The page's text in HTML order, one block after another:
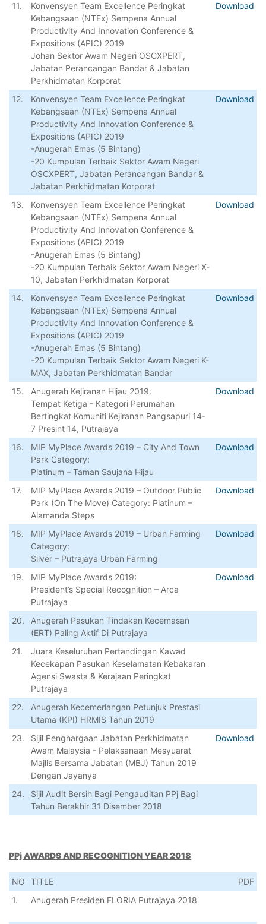
11.
Konvensyen Team Excellence Peringkat
Kebangsaan (NTEx) Sempena Annual
Productivity And Innovation Conference &
Expositions (APIC) 2019
Johan Sektor Awam Negeri OSCXPERT,
Jabatan Perancangan Bandar & Jabatan
Perkhidmatan Korporat
Download
12.
Konvensyen Team Excellence Peringkat
Kebangsaan (NTEx) Sempena Annual
Productivity And Innovation Conference &
Expositions (APIC) 2019
-Anugerah Emas (5 Bintang)
-20 Kumpulan Terbaik Sektor Awam Negeri
OSCXPERT, Jabatan Perancangan Bandar &
Jabatan Perkhidmatan Korporat
Download
13.
Konvensyen Team Excellence Peringkat
Kebangsaan (NTEx) Sempena Annual
Productivity And Innovation Conference &
Expositions (APIC) 2019
-Anugerah Emas (5 Bintang)
-20 Kumpulan Terbaik Sektor Awam Negeri X-
10, Jabatan Perkhidmatan Korporat
Download
14.
Konvensyen Team Excellence Peringkat
Kebangsaan (NTEx) Sempena Annual
Productivity And Innovation Conference &
Expositions (APIC) 2019
-Anugerah Emas (5 Bintang)
-20 Kumpulan Terbaik Sektor Awam Negeri K-
MAX, Jabatan Perkhidmatan Bandar
Download
15.
Anugerah Kejiranan Hijau 2019:
Tempat Ketiga - Kategori Perumahan
Bertingkat Komuniti Kejiranan Pangsapuri 14-
7 Presint 14, Putrajaya
Download
16.
MIP MyPlace Awards 2019 – City And Town
Park Category:
Platinum – Taman Saujana Hijau
Download
17.
MIP MyPlace Awards 2019 – Outdoor Public
Park (On The Move) Category: Platinum –
Alamanda Steps
Download
18.
MIP MyPlace Awards 2019 – Urban Farming
Category:
Silver – Putrajaya Urban Farming
Download
19.
MIP MyPlace Awards 2019:
President’s Special Recognition – Arca
Putrajaya
Download
20.
Anugerah Pasukan Tindakan Kecemasan
(ERT) Paling Aktif Di Putrajaya
21.
Juara Keseluruhan Pertandingan Kawad
Kecekapan Pasukan Keselamatan Kebakaran
Agensi Swasta & Kerajaan Peringkat
Putrajaya
22.
Anugerah Kecemerlangan Petunjuk Prestasi
Utama (KPI) HRMIS Tahun 2019
23.
Sijil Penghargaan Jabatan Perkhidmatan
Awam Malaysia - Pelaksanaan Mesyuarat
Majlis Bersama Jabatan (MBJ) Tahun 2019
Dengan Jayanya
Download
24.
Sijil Audit Bersih Bagi Pengauditan PPj Bagi
Tahun Berakhir 31 Disember 2018
PPj AWARDS AND RECOGNITION YEAR 2018
NO TITLE
PDF
1.
Anugerah Presiden FLORIA Putrajaya 2018